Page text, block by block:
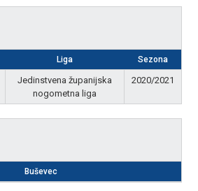
Liga Sezona
Jedinstvena županijska
nogometna liga
2020/2021
Buševec